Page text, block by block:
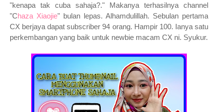
"kenapa tak cuba sahaja?." Makanya terhasilnya channel
"Chaza Xiaojie" bulan lepas. Alhamdulillah. Sebulan pertama
CX berjaya dapat subscriber 94 orang. Hampir 100. Ianya satu
perkembangan yang baik untuk newbie macam CX ni. Syukur.